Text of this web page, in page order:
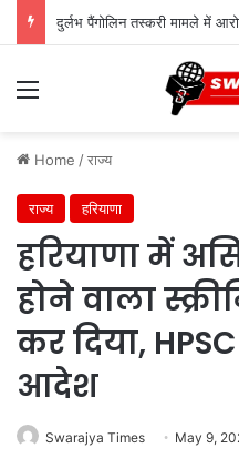
दुर्लभ पैंगोलिन तस्करी मामले में
Menu
Home /राज्य
राज्य हरियाणा
हरियाणा में
होने वाला
कर दिया,
आदेश
Swarajya Times May 9,